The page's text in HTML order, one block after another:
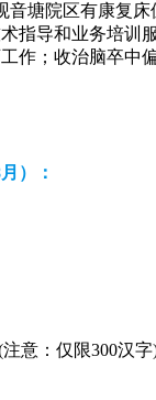
音塘院区有康复
指导和业务培训
作；收治脑卒中
）：
注意：仅限300汉字